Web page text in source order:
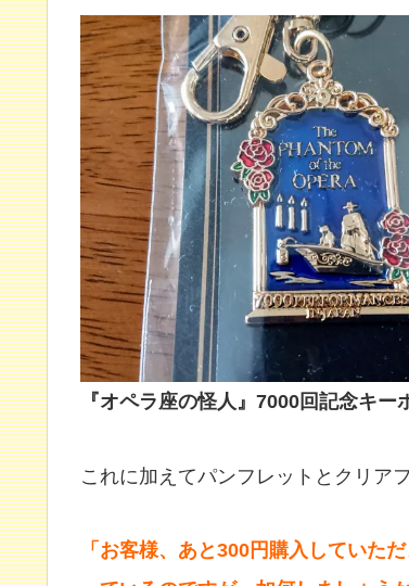
『オペラ座の怪人』7000回記念キー
これに加えてパンフレットとクリア
「お客様、あと300円購入していた